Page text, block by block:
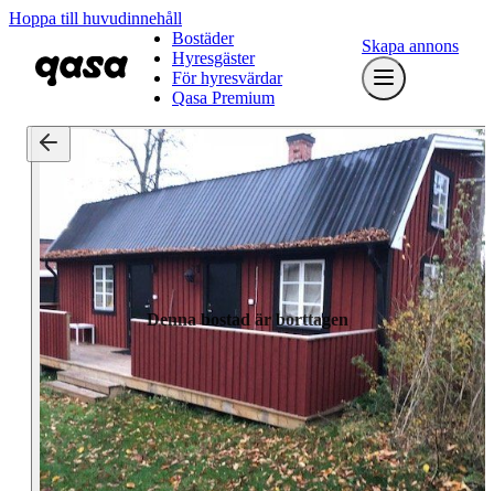
Hoppa till huvudinnehåll
Bostäder
Hyresgäster
För hyresvärdar
Qasa Premium
Skapa annons
Denna bostad är borttagen